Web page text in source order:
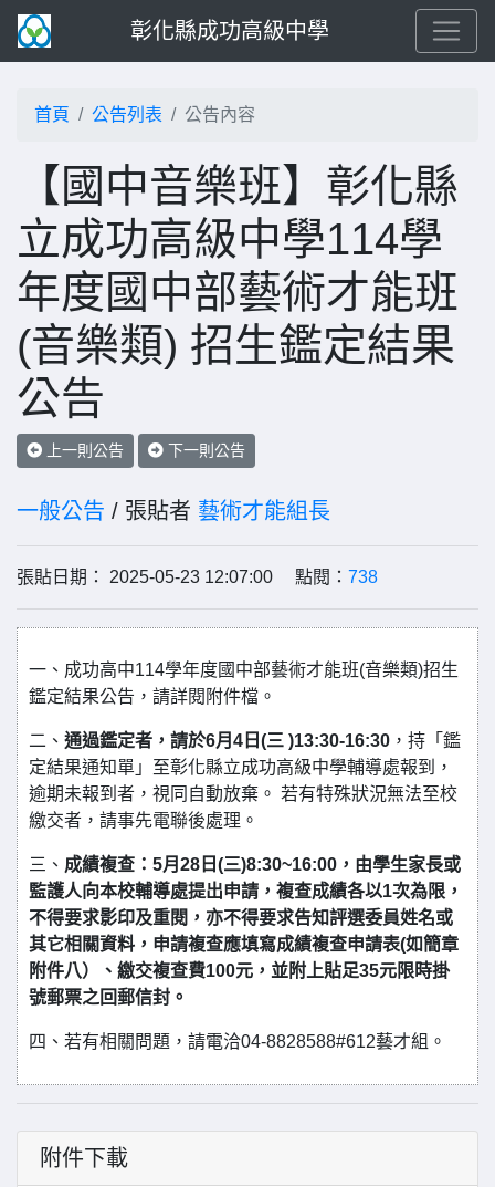
彰化縣成功高級中學
首頁 公告列表 公告內容
【國中音樂班】彰化縣
立成功高級中學114學
年度國中部藝術才能班
(音樂類) 招生鑑定結果
公告
上一則公告 下一則公告
一般公告 / 張貼者 藝術才能組長
張貼日期： 2025-05-23 12:07:00 點閱： 738
一、成功高中114學年度國中部藝術才能班(音樂類)招生
鑑定結果公告，請詳閱附件檔。
二、 通過鑑定者，請於6月4日(三 )13:30-16:30 ，持「鑑
定結果通知單」至彰化縣立成功高級中學輔導處報到，
逾期未報到者，視同自動放棄。 若有特殊狀況無法至校
繳交者，請事先電聯後處理。
三、 成績複查：5月28日(三)8:30~16:00，由學生家長或
監護人向本校輔導處提出申請，複查成績各以1次為限，
不得要求影印及重閱，亦不得要求告知評選委員姓名或
其它相關資料，申請複查應填寫成績複查申請表(如簡章
附件八）、繳交複查費100元，並附上貼足35元限時掛
號郵票之回郵信封。
四、若有相關問題，請電洽04-8828588#612藝才組。
附件下載